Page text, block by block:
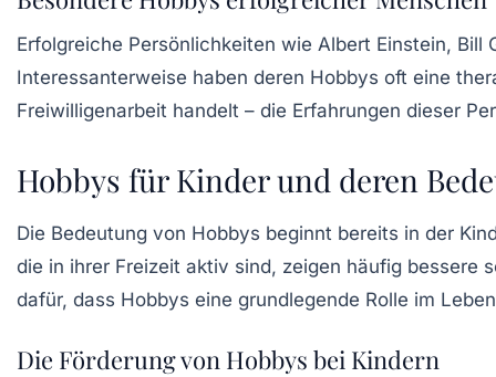
Erfolgreiche Persönlichkeiten wie Albert Einstein, Bill
Interessanterweise haben deren Hobbys oft eine
Freiwilligenarbeit handelt – die Erfahrungen dieser
Hobbys für Kinder und deren
Die Bedeutung von Hobbys beginnt bereits in der
die in ihrer Freizeit aktiv sind, zeigen häufig bessere
dafür, dass Hobbys eine grundlegende Rolle im
Die Förderung von Hobbys bei Kindern